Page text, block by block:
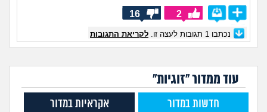
2
16
נכתבו 1 תגובות לעצה זו. לקריאת התגובות
עוד ממדור "זוגיות"
חדשות במדור אקראיות במדור